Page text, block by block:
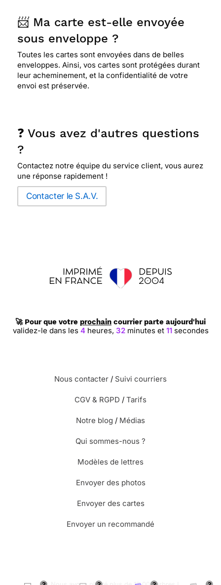
📨 Ma carte est-elle envoyée
sous enveloppe ?
Toutes les cartes sont envoyées dans de belles
enveloppes. Ainsi, vos cartes sont protégées durant
leur acheminement, et la confidentialité de votre
envoi est préservée.
❓ Vous avez d'autres questions
?
Contactez notre équipe du service client, vous aurez
une réponse rapidement !
Contacter le S.A.V.
🚀 Pour que votre prochain courrier parte aujourd'hui
validez-le dans les 4heures, 32minutes et 11secondes
Nous contacter / Suivi courriers
CGV & RGPD / Tarifs
Notre blog / Médias
Qui sommes-nous ?
Modèles de lettres
Envoyer des photos
Envoyer des cartes
Envoyer un recommandé